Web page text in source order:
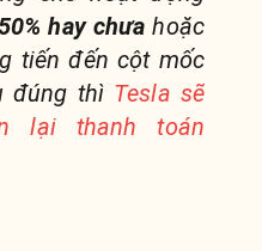
hay chưa hoặc
tiến đến cột mốc
đúng thì Tesla sẽ
lại thanh toán